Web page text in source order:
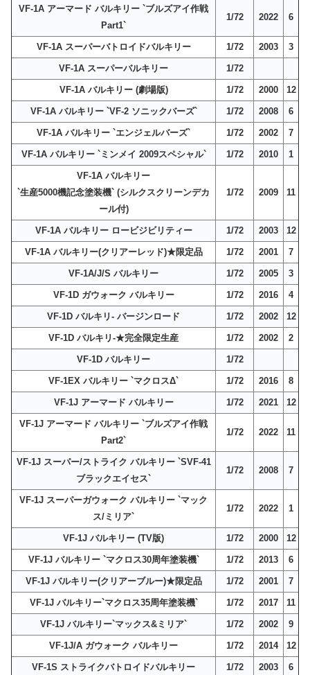
VF-1A アーマード バルキリー `ブルズアイ作戦
Part1`
1/72 2022 6
VF-1A スーパーバトロイドバルキリー 1/72 2003 3
VF-1A スーパーバルキリー 1/72
VF-1A バルキリー (劇場版) 1/72 2000 12
VF-1A バルキリー `VF-2 ソニックバーズ` 1/72 2008 6
VF-1A バルキリー `エンジェルバーズ` 1/72 2002 7
VF-1A バルキリー `ミンメイ 2009スペシャル` 1/72 2010 1
VF-1A バルキリー
`生産5000機記念塗装機` (シルクスクリーンデカ
ール付)
1/72 2009 11
VF-1A バルキリー ロービジビリティー 1/72 2003 12
VF-1A バルキリー(クリアーレッド)★限定品 1/72 2001 7
VF-1A/J/S バルキリー 1/72 2005 3
VF-1D ガウォーク バルキリー 1/72 2016 4
VF-1D バルキリ- バージンロード 1/72 2002 12
VF-1D バルキリ-★完全限定生産 1/72 2002 2
VF-1D バルキリー 1/72
VF-1EX バルキリー `マクロスΔ` 1/72 2016 8
VF-1J アーマード バルキリー 1/72 2021 12
VF-1J アーマード バルキリー `ブルズアイ作戦
Part2`
1/72 2022 11
VF-1J スーパー/ストライク バルキリー `SVF-41
ブラックエイセス`
1/72 2008 7
VF-1J スーパーガウォーク バルキリー `マック
ス/ミリア`
1/72 2022 1
VF-1J バルキリー (TV版) 1/72 2000 12
VF-1J バルキリー `マクロス30周年塗装機` 1/72 2013 6
VF-1J バルキリー(クリアーブルー)★限定品 1/72 2001 7
VF-1J バルキリー`マクロス35周年塗装機` 1/72 2017 11
VF-1J バルキリー`マックス&ミリア` 1/72 2002 9
VF-1J/A ガウォーク バルキリー 1/72 2014 12
VF-1S ストライクバトロイドバルキリー 1/72 2003 6